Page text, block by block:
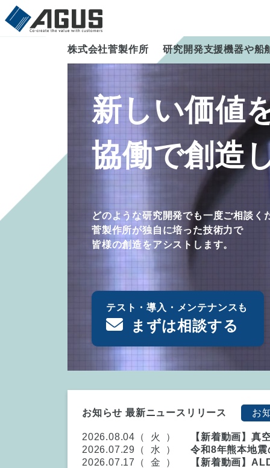
株式会社菅製作所 研究開発支援機器や船
新しい価値
協働で創造
どのような研究開発でも一度ご相談く
菅製作所が独自に培った技術力で
皆様の創造をアシストします。
テスト・導入・メンテナンスも
まずは相談する
お知らせ 最新ニュースリリース お
2026.08.04（ 火 ）
【新着動画】真
2026.07.29（
水 ）
令和8年熊本地震
2026.07.17（
金 ） 【新着動画】